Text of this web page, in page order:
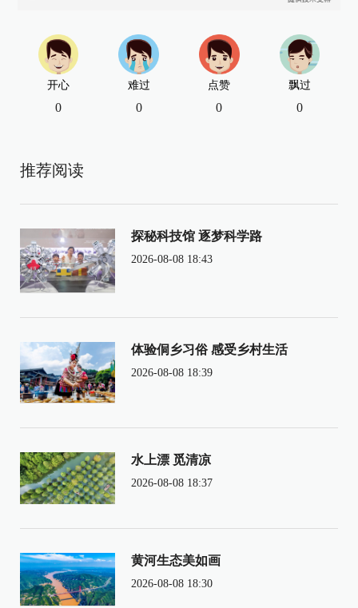
开心
0
难过
0
点赞
0
飘过
0
推荐阅读
探秘科技馆 逐梦科学路
2026-08-08 18:43
体验侗乡习俗 感受乡村生活
2026-08-08 18:39
水上漂 觅清凉
2026-08-08 18:37
黄河生态美如画
2026-08-08 18:30